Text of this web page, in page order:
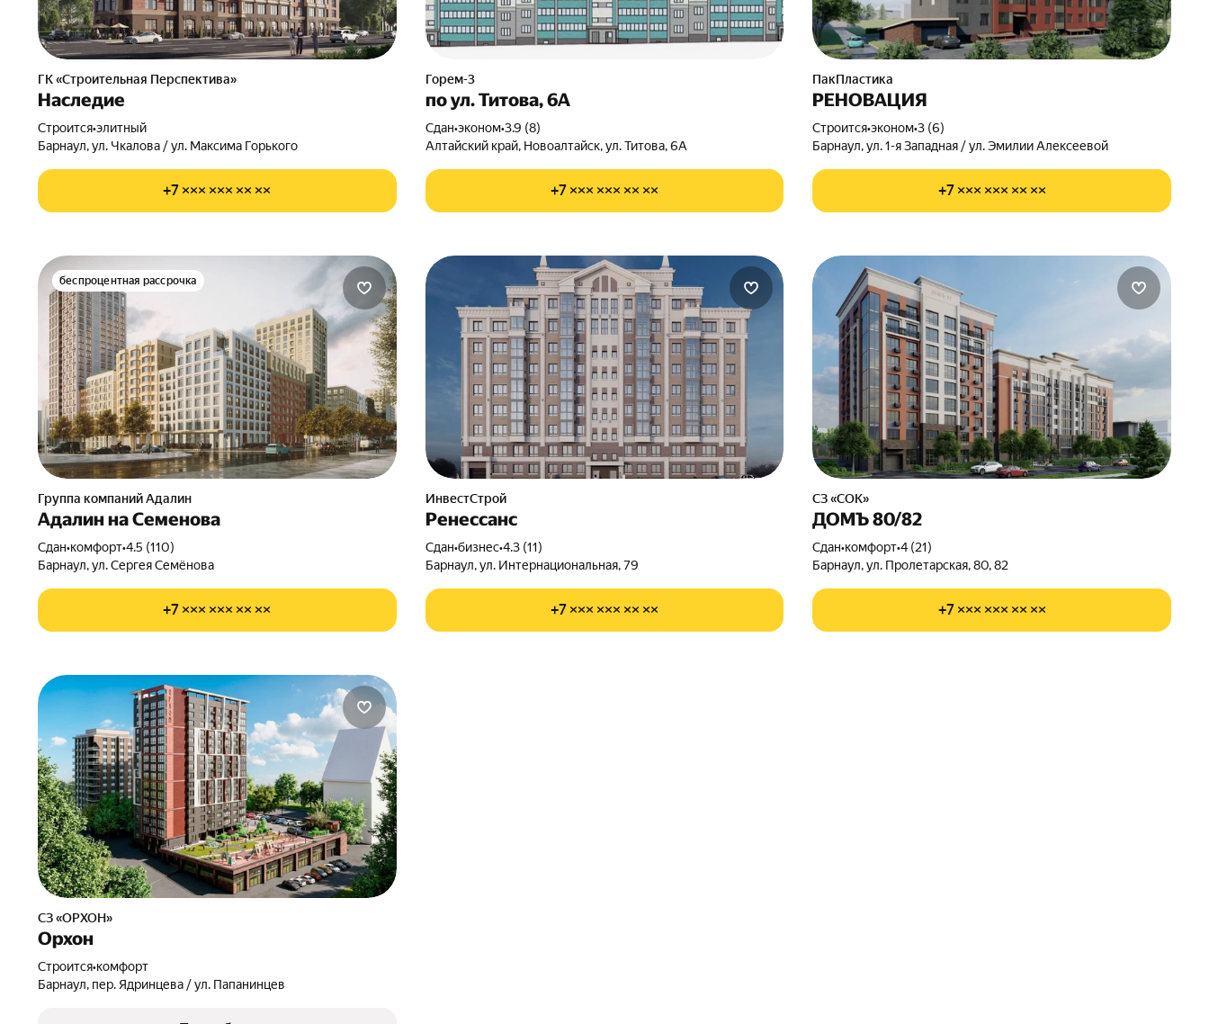
ГК «Строительная Перспектива»
Наследие
Строится•элитный
Барнаул, ул. Чкалова / ул. Максима Горького
+7 ××× ××× ×× ××
Горем-3
по ул. Титова, 6А
Сдан•эконом•3.9 (8)
Алтайский край, Новоалтайск, ул. Титова, 6А
+7 ××× ××× ×× ××
ПакПластика
РЕНОВАЦИЯ
Строится•эконом•3 (6)
Барнаул, ул. 1-я Западная / ул. Эмилии Алексеевой
+7 ××× ××× ×× ××
беспроцентная рассрочка
Группа компаний Адалин
Адалин на Семенова
Сдан•комфорт•4.5 (110)
Барнаул, ул. Сергея Семёнова
+7 ××× ××× ×× ××
ИнвестСтрой
Ренессанс
Сдан•бизнес•4.3 (11)
Барнаул, ул. Интернациональная, 79
+7 ××× ××× ×× ××
СЗ «СОК»
ДОМЪ 80/82
Сдан•комфорт•4 (21)
Барнаул, ул. Пролетарская, 80, 82
+7 ××× ××× ×× ××
СЗ «ОРХОН»
Орхон
Строится•комфорт
Барнаул, пер. Ядринцева / ул. Папанинцев